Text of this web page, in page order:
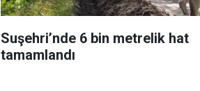
Suşehri’nde 6 bin metrelik hat
tamamlandı